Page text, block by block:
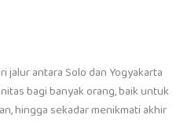
jalur antara Solo dan Yogyakarta
bagi banyak orang, baik untuk
hingga sekadar menikmati akhir